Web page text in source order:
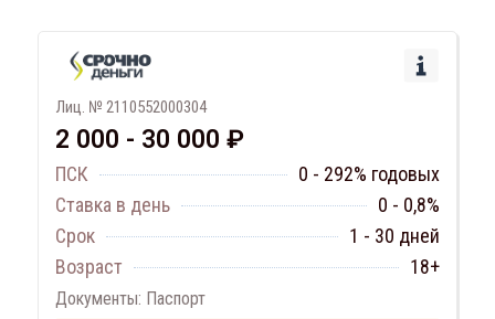
Лиц. № 2110552000304
2 000 - 30 000 ₽
ПСК
0 - 292% годовых
Ставка в день
0 - 0,8%
Срок
1 - 30 дней
Возраст
18+
Документы: Паспорт